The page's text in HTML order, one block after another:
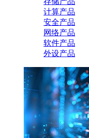
计算产品
安全产品
网络产品
软件产品
外设产品